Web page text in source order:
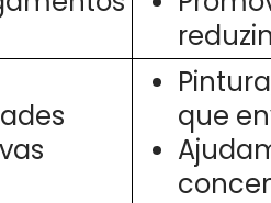
que